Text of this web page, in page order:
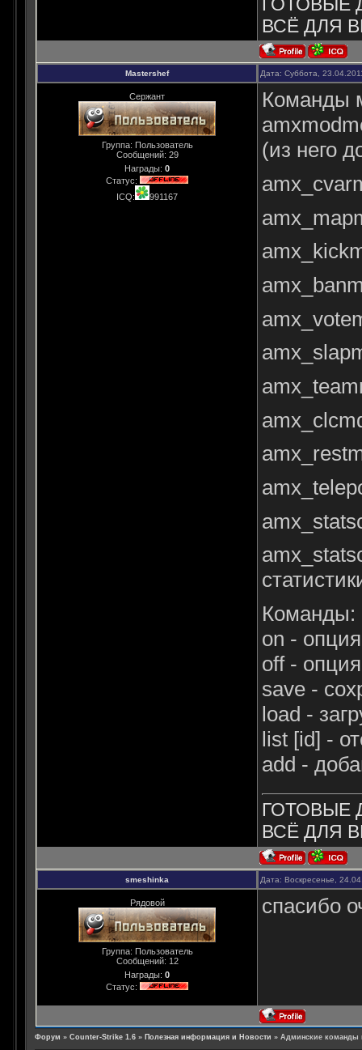
ВСЁ ДЛЯ
Mastershef Дата: Суббота,
Сержант
Группа: Пользователь
Сообщений: 29
Награды: 0
Статус:
ICQ:
991167
Команды
(из него
Команды:
on -
off -
save -
load -
list [id] -
add -
ГОТОВЫЕ
ВСЁ ДЛЯ
smeshinka Дата: Воскресенье,
Рядовой
Группа: Пользователь
Сообщений: 12
Награды: 0
Статус:
спасибо
Форум » Counter-Strike 1.6 » Полезная информация и Новости » Админские команды